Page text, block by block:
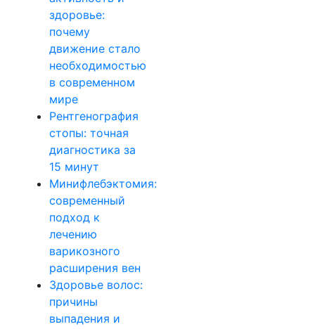
здоровье:
почему
движение стало
необходимостью
в современном
мире
Рентгенография
стопы: точная
диагностика за
15 минут
Минифлебэктомия:
современный
подход к
лечению
варикозного
расширения вен
Здоровье волос:
причины
выпадения и